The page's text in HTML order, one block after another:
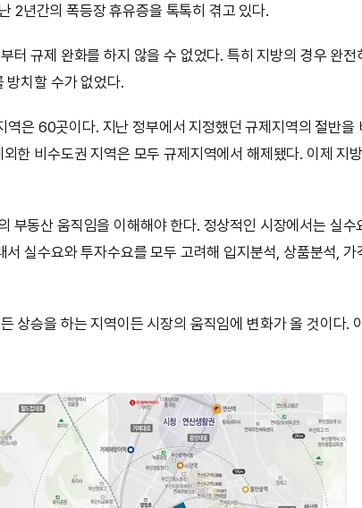
2년간의 폭등장 휴유증을 톡톡히 겪고 있다.
터 규제 완화를 하지 않을 수 없었다. 특히 지방의 경우 완전
방치할 수가 없었다.
은 60곳이다. 지난 정부에서 지정했던 규제지역의 절반을
한 비수도권 지역은 모두 규제지역에서 해제됐다. 이제 지
부동산 움직임을 이해해야 한다. 정상적인 시장에서는 실수
서 실수요와 투자수요를 모두 고려해 입지분석, 상품분석, 가
상승을 하는 지역이든 시장의 움직임에 변화가 올 것이다.